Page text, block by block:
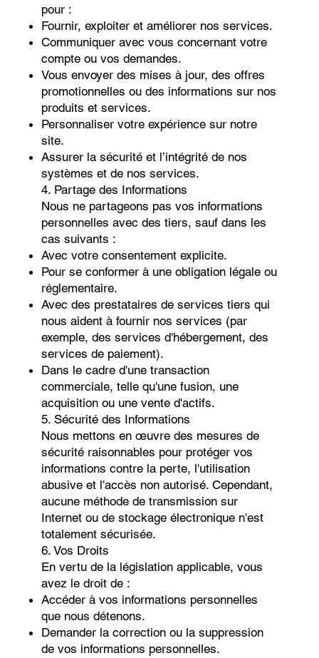
pour :
Fournir, exploiter et améliorer nos services.
Communiquer avec vous concernant votre
compte ou vos demandes.
Vous envoyer des mises à jour, des offres
promotionnelles ou des informations sur nos
produits et services.
Personnaliser votre expérience sur notre
site.
Assurer la sécurité et l’intégrité de nos
systèmes et de nos services.
4. Partage des Informations
Nous ne partageons pas vos informations
personnelles avec des tiers, sauf dans les
cas suivants :
Avec votre consentement explicite.
Pour se conformer à une obligation légale ou
réglementaire.
Avec des prestataires de services tiers qui
nous aident à fournir nos services (par
exemple, des services d'hébergement, des
services de paiement).
Dans le cadre d'une transaction
commerciale, telle qu'une fusion, une
acquisition ou une vente d'actifs.
5. Sécurité des Informations
Nous mettons en œuvre des mesures de
sécurité raisonnables pour protéger vos
informations contre la perte, l'utilisation
abusive et l'accès non autorisé. Cependant,
aucune méthode de transmission sur
Internet ou de stockage électronique n'est
totalement sécurisée.
6. Vos Droits
En vertu de la législation applicable, vous
avez le droit de :
Accéder à vos informations personnelles
que nous détenons.
Demander la correction ou la suppression
de vos informations personnelles.